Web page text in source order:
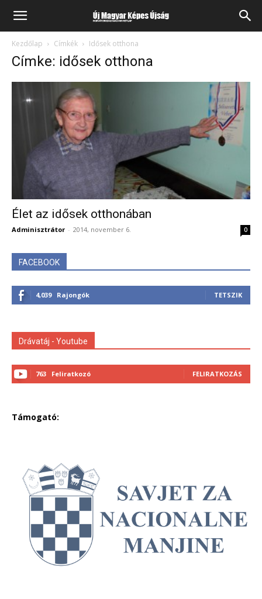
Kezdőlap Címkék Idősek otthona
Címke: idősek otthona
Élet az idősek otthonában
Adminisztrátor - 2014, november 6. 0
FACEBOOK
4,039 Rajongók TETSZIK
Drávatáj - Youtube
763 Feliratkozó FELIRATKOZÁS
Támogató: